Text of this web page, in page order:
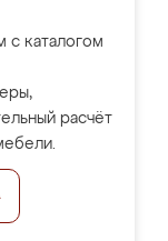
с каталогом
расчёт